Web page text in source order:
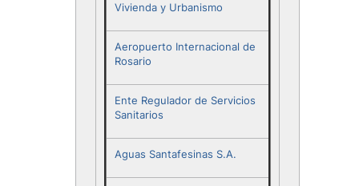
Vivienda y Urbanismo
Aeropuerto Internacional de
Rosario
Ente Regulador de Servicios
Sanitarios
Aguas Santafesinas S.A.